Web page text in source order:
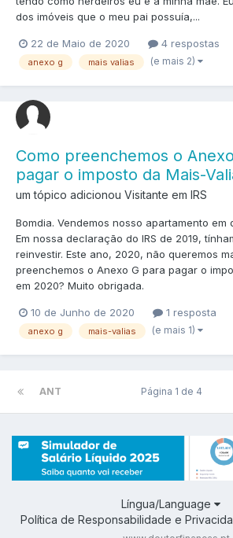
dos imóveis que o meu pai possuía,...
22 de Maio de 2020 4 respostas
anexo g mais valias (e mais 2)
Como preenchemos o
pagar o imposto da Mais-
um tópico adicionou Visitante em IRS
Bomdia. Vendemos nosso apartamento em
Em nossa declaração do IRS de 2019,
reinvestir. Este ano, 2020, não queremos
preenchemos o Anexo G para pagar o
em 2020? Muito obrigada.
10 de Junho de 2020 1 resposta
anexo g mais-valias (e mais 1)
ANT Página 1 de 4
Língua/Language
Política de Responsabilidade e